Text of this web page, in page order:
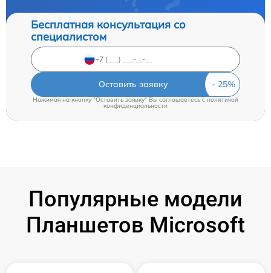
Бесплатная консультация со
специалистом
Оставить заявку
Нажимая на кнопку "Оставить заявку" Вы соглашаетесь cполитикой
конфиденциальности
Популярные модели
Планшетов Microsoft